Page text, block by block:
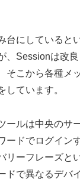
台にしていると
、Sessionは改
そこから各種メ
しています。
ールは中央のサ
ードでログイン
リーフレーズと
ドで異なるデバ